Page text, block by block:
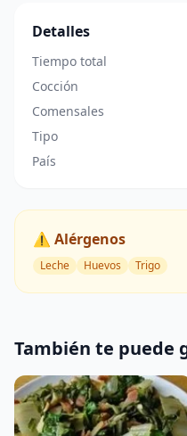
Detalles
Tiempo total
Cocción
Comensales
Tipo
País
⚠️ Alérgenos
Leche Huevos Trigo
También te puede